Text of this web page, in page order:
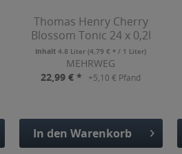
Thomas Henry Cherry
Blossom Tonic 24 x 0,2l
Inhalt4.8 Liter(4,79 € * / 1 Liter)
MEHRWEG
22,99 € *
+5,10 € Pfand
In den Warenkorb